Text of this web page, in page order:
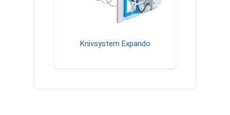
Knivsystem Expando